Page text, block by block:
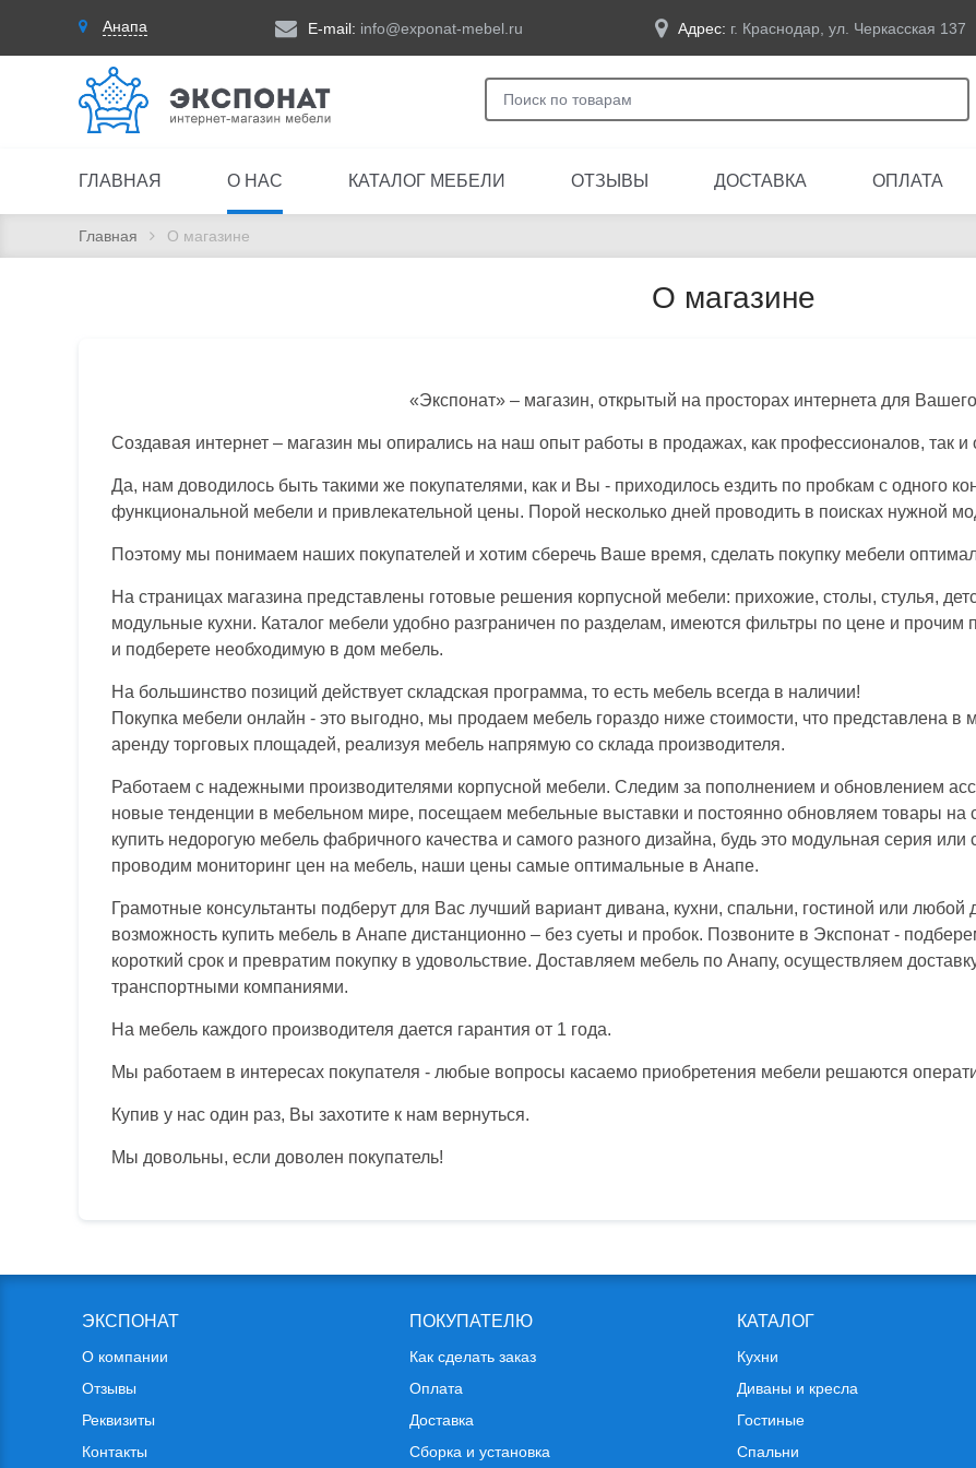
Анапа E-mail: info@exponat-mebel.ru Адрес: г. Краснодар, ул. Черкасская 137
ГЛАВНАЯ О НАС КАТАЛОГ МЕБЕЛИ ОТЗЫВЫ ДОСТАВКА ОПЛАТА
Главная О магазине
О магазине
«Экспонат» – магазин, открытый на просторах интернета для
Создавая интернет – магазин мы опирались на наш опыт работы в продажах, как профессионалов, так
Да, нам доводилось быть такими же покупателями, как и Вы - приходилось ездить по пробкам с одного
функциональной мебели и привлекательной цены. Порой несколько дней проводить в поисках нужной
Поэтому мы понимаем наших покупателей и хотим сберечь Ваше время, сделать покупку мебели
На страницах магазина представлены готовые решения корпусной мебели: прихожие, столы, стулья,
модульные кухни. Каталог мебели удобно разграничен по разделам, имеются фильтры по цене и прочим
и подберете необходимую в дом мебель.
На большинство позиций действует складская программа, то есть мебель всегда в наличии!
Покупка мебели онлайн - это выгодно, мы продаем мебель гораздо ниже стоимости, что представлена в
аренду торговых площадей, реализуя мебель напрямую со склада производителя.
Работаем с надежными производителями корпусной мебели. Следим за пополнением и обновлением
новые тенденции в мебельном мире, посещаем мебельные выставки и постоянно обновляем товары на
купить недорогую мебель фабричного качества и самого разного дизайна, будь это модульная серия
проводим мониторинг цен на мебель, наши цены самые оптимальные в Анапе.
Грамотные консультанты подберут для Вас лучший вариант дивана, кухни, спальни, гостиной или любой
возможность купить мебель в Анапе дистанционно – без суеты и пробок. Позвоните в Экспонат -
короткий срок и превратим покупку в удовольствие. Доставляем мебель по Анапу, осуществляем
транспортными компаниями.
На мебель каждого производителя дается гарантия от 1 года.
Мы работаем в интересах покупателя - любые вопросы касаемо приобретения мебели решаются
Купив у нас один раз, Вы захотите к нам вернуться.
Мы довольны, если доволен покупатель!
ЭКСПОНАТ
О компании
Отзывы
Реквизиты
Контакты
ПОКУПАТЕЛЮ
Как сделать заказ
Оплата
Доставка
Сборка и установка
КАТАЛОГ
Кухни
Диваны и кресла
Гостиные
Спальни